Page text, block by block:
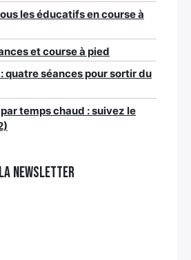
les éducatifs en course à
et course à pied
quatre séances pour sortir du
temps chaud : suivez le
la newsletter